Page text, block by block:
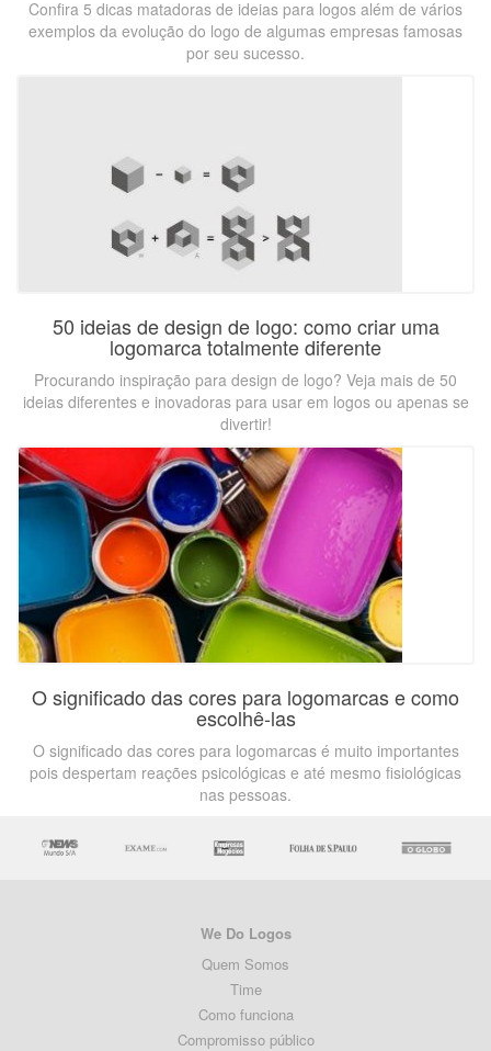
Confira 5 dicas matadoras de ideias para logos além de vários
exemplos da evolução do logo de algumas empresas famosas
por seu sucesso.
50 ideias de design de logo: como criar uma
logomarca totalmente diferente
Procurando inspiração para design de logo? Veja mais de 50
ideias diferentes e inovadoras para usar em logos ou apenas se
divertir!
O significado das cores para logomarcas e como
escolhê-las
O significado das cores para logomarcas é muito importantes
pois despertam reações psicológicas e até mesmo fisiológicas
nas pessoas.
We Do Logos
Quem Somos
Time
Como funciona
Compromisso público